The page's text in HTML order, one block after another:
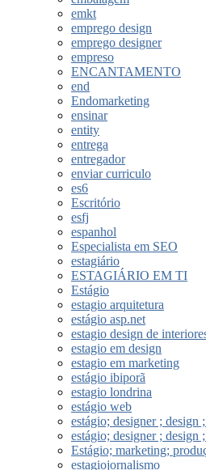
emkt
emprego design
emprego designer
empreso
ENCANTAMENTO
end
Endomarketing
ensinar
entity
entrega
entregador
enviar curriculo
es6
Escritório
esfj
espanhol
Especialista em SEO
estagiário
ESTAGIÁRIO EM TI
Estágio
estagio arquitetura
estágio asp.net
estagio design de
estagio em design
estagio em marketing
estágio ibiporã
estagio londrina
estágio web
estágio; designer ; design
estágio; designer ; design
Estágio; marketing;
estagiojornalismo